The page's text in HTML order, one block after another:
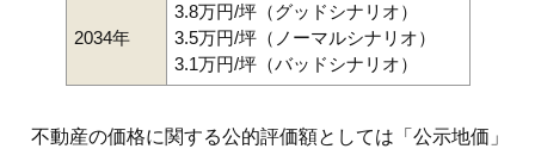
2034年
3.8万円/坪（グッドシナリオ）
3.5万円/坪（ノーマルシナリオ）
3.1万円/坪（バッドシナリオ）
不動産の価格に関する公的評価額としては「公示地価」